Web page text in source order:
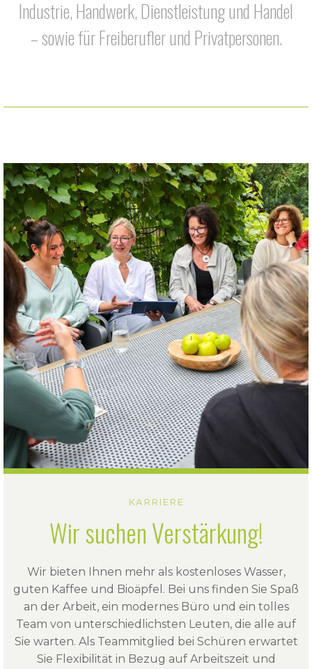
Industrie, Handwerk, Dienstleistung und Handel
– sowie für Freiberufler und Privatpersonen.
KARRIERE
Wir suchen Verstärkung!
Wir bieten Ihnen mehr als kostenloses Wasser,
guten Kaffee und Bioäpfel. Bei uns finden Sie Spaß
an der Arbeit, ein modernes Büro und ein tolles
Team von unterschiedlichsten Leuten, die alle auf
Sie warten. Als Teammitglied bei Schüren erwartet
Sie Flexibilität in Bezug auf Arbeitszeit und